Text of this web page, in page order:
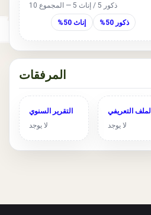
ذكور 5 / إناث 5 — المجموع 10
ذكور 50% إناث 50%
المرفقات
الملف التعريفي
لا يوجد
التقرير السنوي
لا يوجد